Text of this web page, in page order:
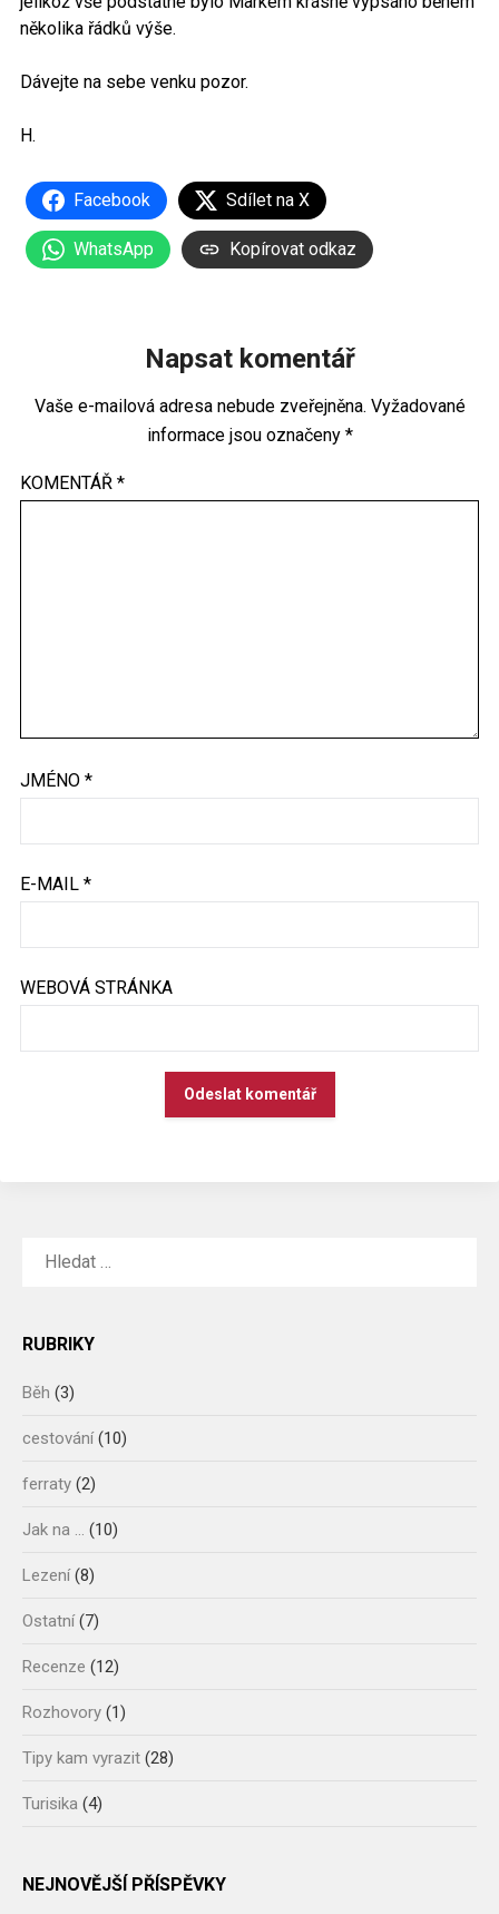
několika řádků výše.
Dávejte na sebe venku pozor.
H.
Facebook Sdílet na X
WhatsApp Kopírovat odkaz
Napsat komentář
Vaše e-mailová adresa nebude zveřejněna. Vyžadované
informace jsou označeny *
KOMENTÁŘ *
JMÉNO *
E-MAIL *
WEBOVÁ STRÁNKA
VYHLEDÁVÁNÍ
RUBRIKY
Běh (3)
cestování(10)
ferraty (2)
Jak na … (10)
Lezení(8)
Ostatní(7)
Recenze (12)
Rozhovory (1)
Tipy kam vyrazit (28)
Turisika (4)
NEJNOVĚJŠÍ PŘÍSPĚVKY